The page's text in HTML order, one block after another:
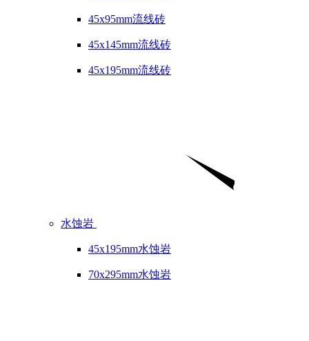
45x95mm流线砖
45x145mm流线砖
45x195mm流线砖
水蚀岩
45x195mm水蚀岩
70x295mm水蚀岩